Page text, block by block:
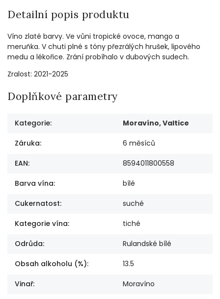
Detailní popis produktu
Víno zlaté barvy. Ve vůni tropické ovoce, mango a
meruňka. V chuti plné s tóny přezrálých hrušek, lipového
medu a lékořice. Zrání probíhalo v dubových sudech.
Zralost: 2021-2025
Doplňkové parametry
Kategorie: Moravíno, Valtice
Záruka: 6 měsíců
EAN: 8594011800558
Barva vína: bílé
Cukernatost: suché
Kategorie vína: tiché
Odrůda: Rulandské bílé
Obsah alkoholu (%): 13.5
Vinař: Moravíno